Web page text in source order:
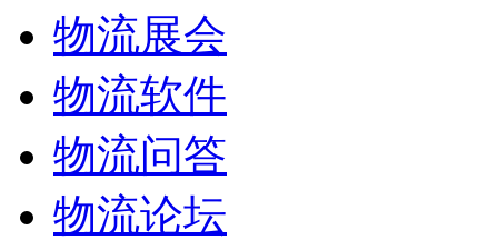
物流展会
物流软件
物流问答
物流论坛